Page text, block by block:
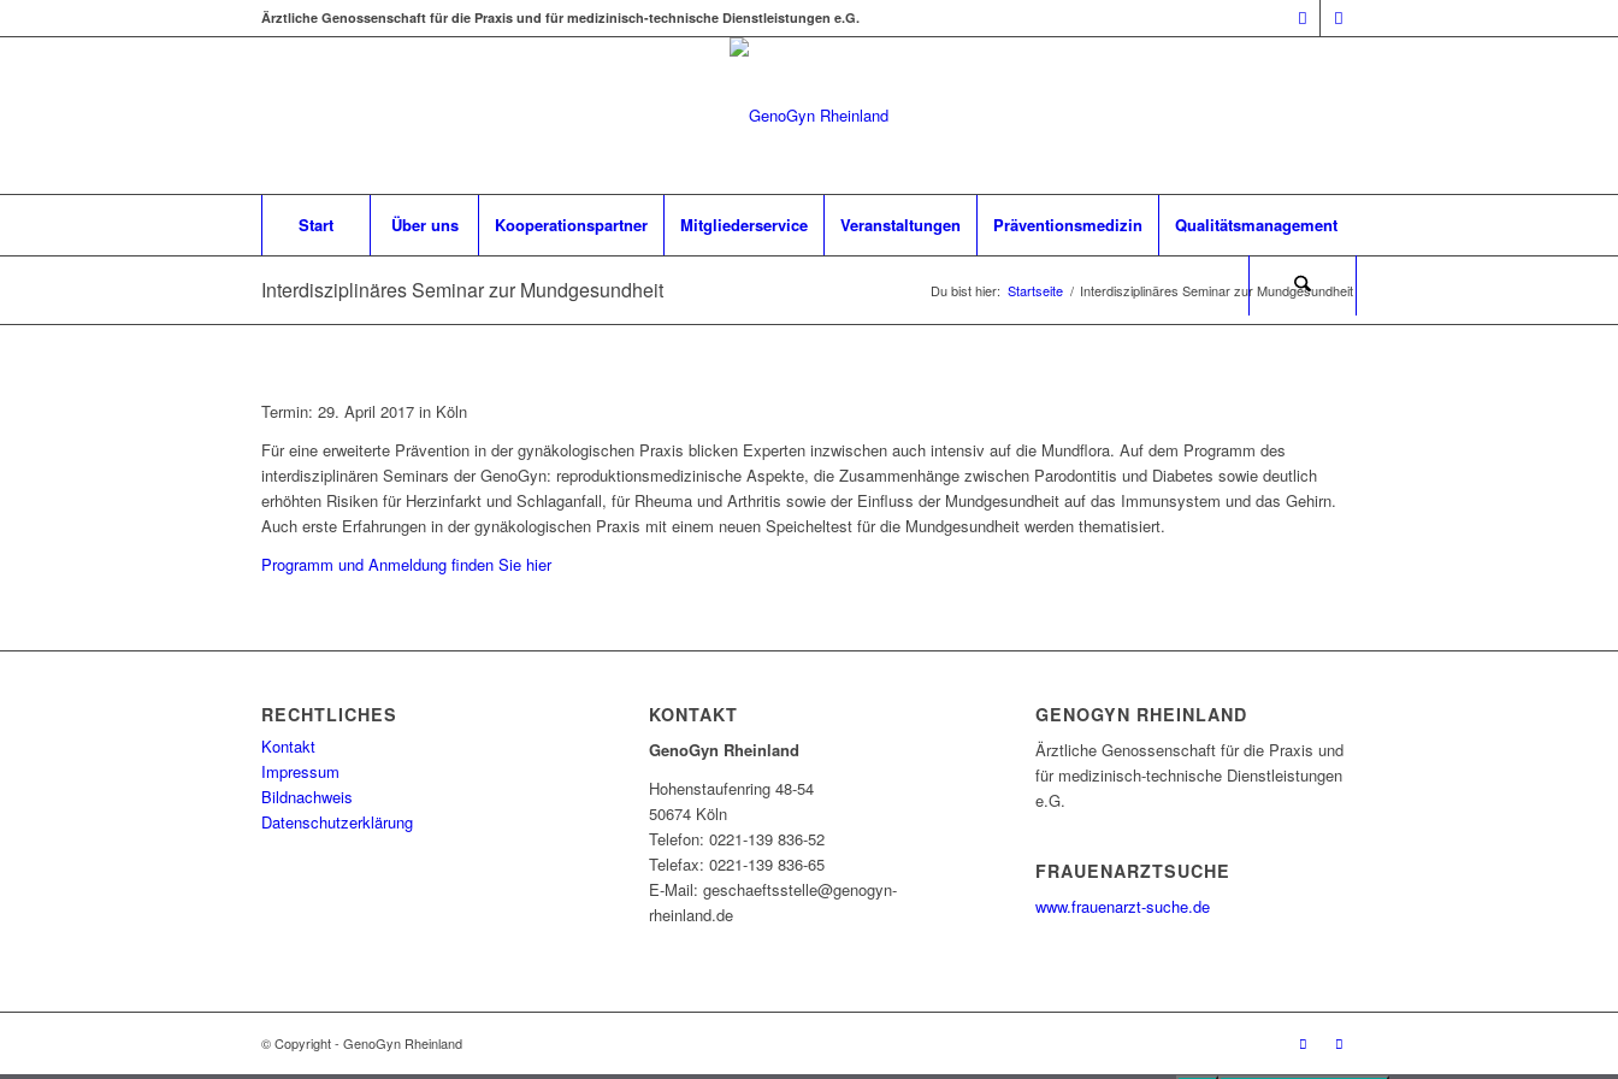
Ärztliche Genossenschaft für die Praxis und für medizinisch-technische Dienstleistungen e.G.
Start Über uns Kooperationspartner Mitgliederservice Veranstaltungen Präventionsmedizin Qualitätsmanagement
Interdisziplinäres Seminar zur Mundgesundheit Du bist hier: Startseite / Interdisziplinäres Seminar zur Mundgesundheit
Termin: 29. April 2017 in Köln
Für eine erweiterte Prävention in der gynäkologischen Praxis blicken Experten inzwischen auch intensiv auf die Mundflora. Auf dem Programm des
interdisziplinären Seminars der GenoGyn: reproduktionsmedizinische Aspekte, die Zusammenhänge zwischen Parodontitis und Diabetes sowie deutlich
erhöhten Risiken für Herzinfarkt und Schlaganfall, für Rheuma und Arthritis sowie der Einfluss der Mundgesundheit auf das Immunsystem und das Gehirn.
Auch erste Erfahrungen in der gynäkologischen Praxis mit einem neuen Speicheltest für die Mundgesundheit werden thematisiert.
Programm und Anmeldung finden Sie hier
RECHTLICHES
Kontakt
Impressum
Bildnachweis
Datenschutzerklärung
KONTAKT
GenoGyn Rheinland
Hohenstaufenring 48-54
50674 Köln
Telefon: 0221-139 836-52
Telefax: 0221-139 836-65
E-Mail: geschaeftsstelle@genogyn-
rheinland.de
GENOGYN RHEINLAND
Ärztliche Genossenschaft für die Praxis und
für medizinisch-technische Dienstleistungen
e.G.
FRAUENARZTSUCHE
www.frauenarzt-suche.de
© Copyright - GenoGyn Rheinland